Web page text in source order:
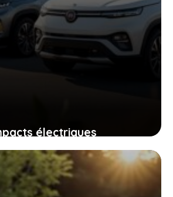
électriques
fiat grizzly qui vont
vos trajets quotidiens